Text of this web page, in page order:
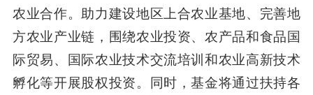
农业合作。 助力建设地区上合农业基地、完善地
方农业产业链，围绕农业投资、农产品和食品国
际贸易、国际农业技术交流培训和农业高新技术
孵化等开展股权投资。 同时，基金将通过扶持各